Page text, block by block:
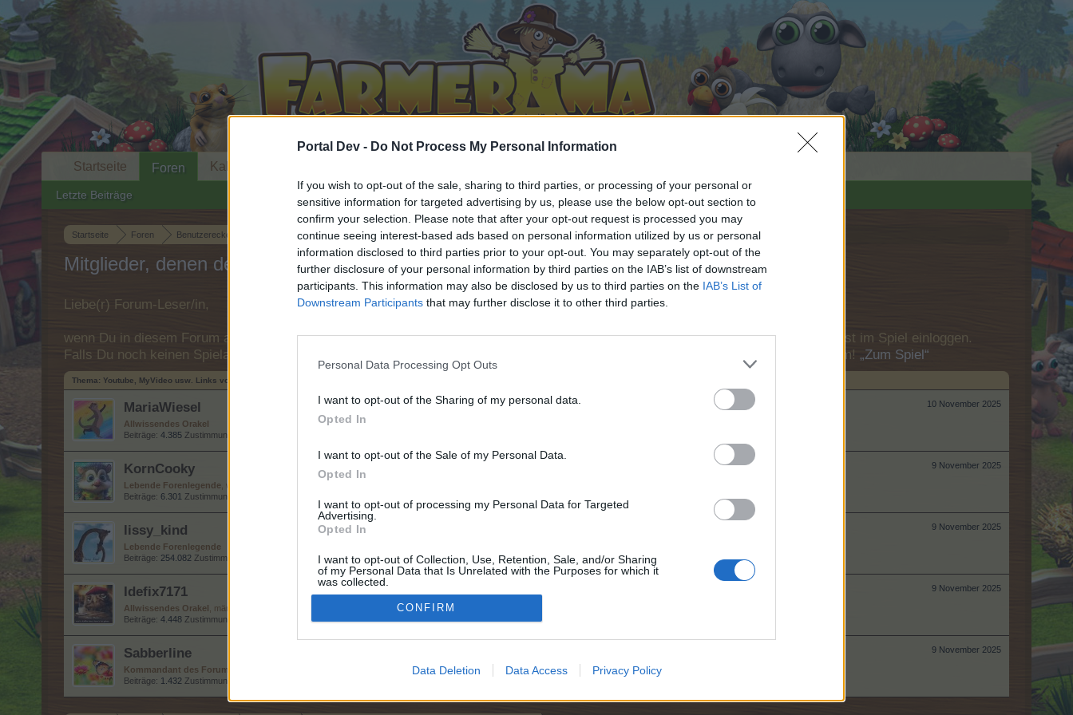
Portal Dev - Do Not Process My Personal Information
If you wish to opt-out of the sale, sharing to third parties, or processing of your personal or
sensitive information for targeted advertising by us, please use the below opt-out section to
confirm your selection. Please note that after your opt-out request is processed you may
continue seeing interest-based ads based on personal information utilized by us or personal
information disclosed to third parties prior to your opt-out. You may separately opt-out of the
further disclosure of your personal information by third parties on the IAB’s list of downstream
participants. This information may also be disclosed by us to third parties on the IAB’s List of
Downstream Participants that may further disclose it to other third parties.
Personal Data Processing Opt Outs
I want to opt-out of the Sharing of my personal data.
Opted In
I want to opt-out of the Sale of my Personal Data.
Opted In
I want to opt-out of processing my Personal Data for Targeted
Advertising.
Opted In
I want to opt-out of Collection, Use, Retention, Sale, and/or Sharing
of my Personal Data that Is Unrelated with the Purposes for which it
was collected.
Opted Out
CONFIRM
Data Deletion Data Access Privacy Policy
Startseite Foren Benutzerecke Youtube, MyVideo usw. Links von Euch für Euch (3)
Mitglieder, denen der Beitrag #2102 gefällt
Liebe(r) Forum-Leser/in,
wenn Du in diesem Forum aktiv an den Gesprächen teilnehmen oder eigene Themen starten möchtest, musst Du Dich bitte zunächst im Spiel einloggen.
Falls Du noch keinen Spielaccount besitzt, bitte registriere Dich neu. Wir freuen uns auf Deinen nächsten Besuch in unserem Forum! „Zum Spiel“
Thema: Youtube, MyVideo usw. Links von Euch für Euch (3)
10 November 2025
MariaWiesel
Allwissendes Orakel
Beiträge: 4.385 Zustimmungen:
9 November 2025
KornCooky
Lebende Forenlegende , weiblich
Beiträge: 6.301 Zustimmungen:
9 November 2025
lissy_kind
Lebende Forenlegende
Beiträge: 254.082 Zustimmungen: Punkte für Erfolge: 6.000
9 November 2025
Idefix7171
Allwissendes Orakel , männlich, <
Beiträge: 4.448 Zustimmungen: Punkte für Erfolge:
9 November 2025
Sabberline
Kommandant des Forums
Beiträge: 1.432 Zustimmungen:
Startseite Foren
Letzte Beiträge
Kalender